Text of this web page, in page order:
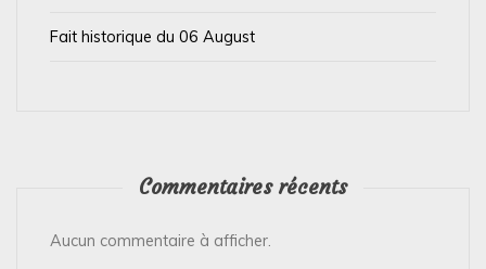
Fait historique du 06 August
Commentaires récents
Aucun commentaire à afficher.